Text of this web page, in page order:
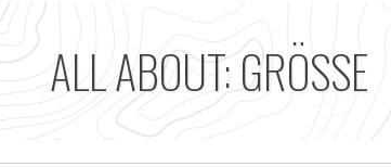
ALL ABOUT: GRÖSSE